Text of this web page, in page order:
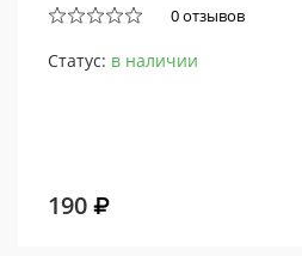
0 отзывов
Статус: в наличии
190